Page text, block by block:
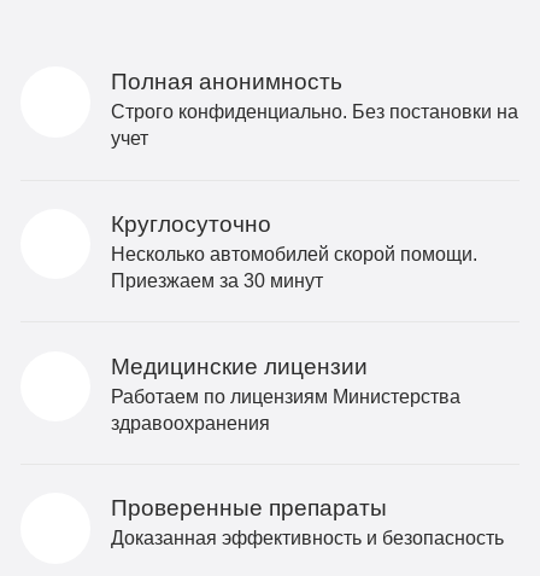
Полная анонимность
Строго конфиденциально. Без постановки на
учет
Круглосуточно
Несколько автомобилей скорой помощи.
Приезжаем за 30 минут
Медицинские лицензии
Работаем по лицензиям Министерства
здравоохранения
Проверенные препараты
Доказанная эффективность и безопасность